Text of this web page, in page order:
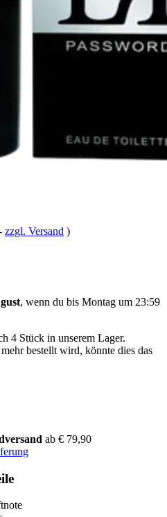
zzgl. Versand )
, wenn du bis Montag um 23:59
4 Stück in unserem Lager.
bestellt wird, könnte dies das
ab € 79,90